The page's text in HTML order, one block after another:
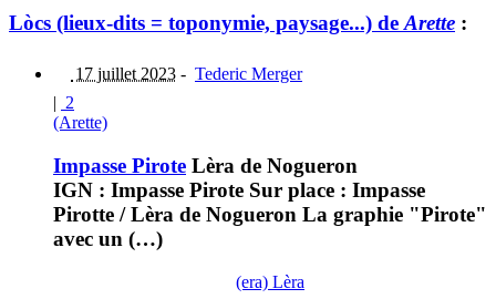
Lòcs (lieux-dits = toponymie, paysage...) de Arette :
17 juillet 2023 - Tederic Merger
| 2
(Arette)
Impasse Pirote Lèra de Nogueron
IGN : Impasse Pirote Sur place : Impasse
Pirotte / Lèra de Nogueron La graphie "Pirote"
avec un (…)
(era) Lèra